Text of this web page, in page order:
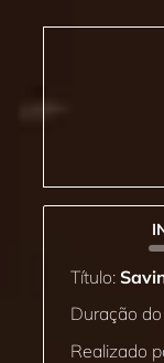
Título:
Duração
Realizado